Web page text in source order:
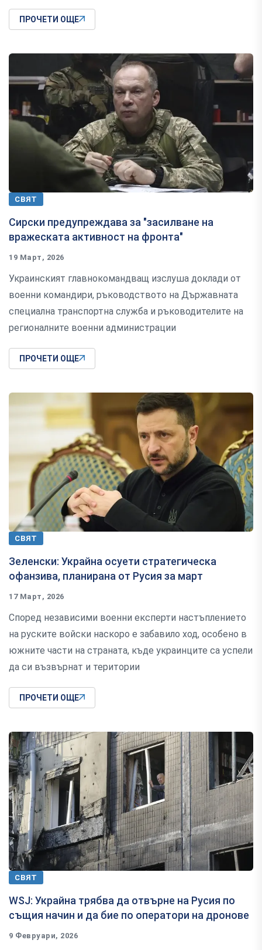
ПРОЧЕТИ ОЩЕ
СВЯТ
Сирски предупреждава за "засилване на
вражеската активност на фронта"
19 Март, 2026
Украинският главнокомандващ изслуша доклади от
военни командири, ръководството на Държавната
специална транспортна служба и ръководителите на
регионалните военни администрации
ПРОЧЕТИ ОЩЕ
СВЯТ
Зеленски: Украйна осуети стратегическа
офанзива, планирана от Русия за март
17 Март, 2026
Според независими военни експерти настъплението
на руските войски наскоро е забавило ход, особено в
южните части на страната, къде украинците са успели
да си възвърнат и територии
ПРОЧЕТИ ОЩЕ
СВЯТ
WSJ: Украйна трябва да отвърне на Русия по
същия начин и да бие по оператори на дронове
9 Февруари, 2026